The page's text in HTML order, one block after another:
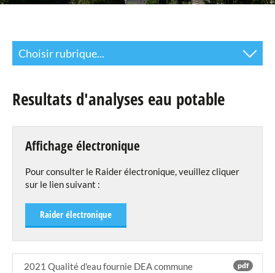
Choisir rubrique...
Agenda
Gemengebleedchen
Info Police
Documentation Station d'épuration
Resultats d'analyses eau potable
Info Police Vols dans des véhicules
Resultats d'analyses eau potable
Affichage électronique
Pour consulter le Raider électronique, veuillez cliquer
sur le lien suivant :
Raider électronique
pdf
2021 Qualité d'eau fournie DEA commune